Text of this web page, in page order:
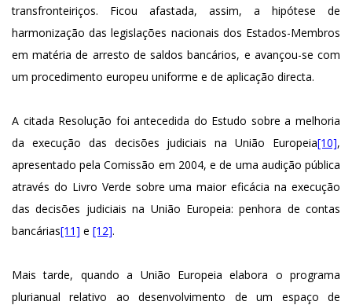
transfronteiriços. Ficou afastada, assim, a hipótese de
harmonização das legislações nacionais dos Estados-Membros
em matéria de arresto de saldos bancários, e avançou-se com
um procedimento europeu uniforme e de aplicação directa.
A citada Resolução foi antecedida do Estudo sobre a melhoria
da execução das decisões judiciais na União Europeia[10],
apresentado pela Comissão em 2004, e de uma audição pública
através do Livro Verde sobre uma maior eficácia na execução
das decisões judiciais na União Europeia: penhora de contas
bancárias[11] e [12].
Mais tarde, quando a União Europeia elabora o programa
plurianual relativo ao desenvolvimento de um espaço de